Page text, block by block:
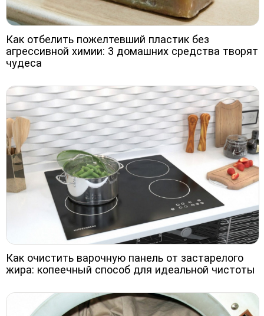
Как отбелить пожелтевший пластик без
агрессивной химии: 3 домашних средства творят
чудеса
Как очистить варочную панель от застарелого
жира: копеечный способ для идеальной чистоты